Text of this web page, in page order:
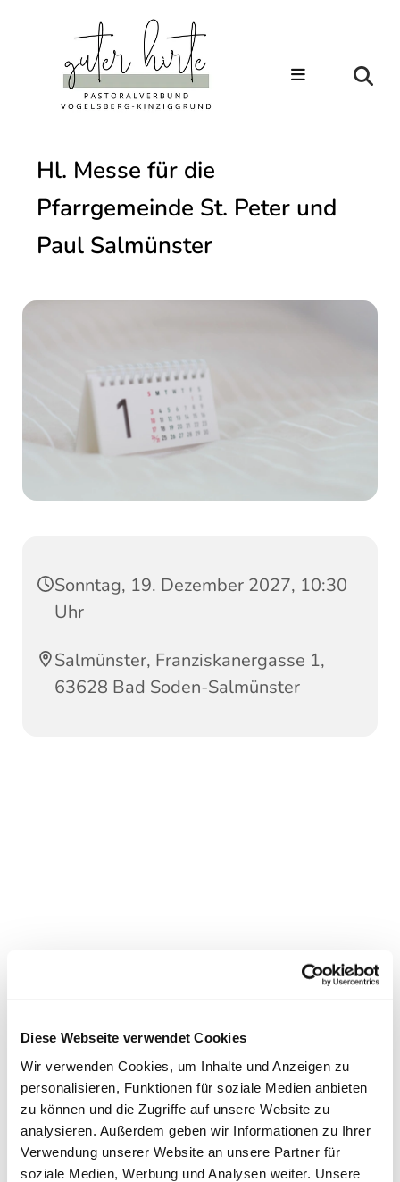
Diese Webseite verwendet Cookies
Wir verwenden Cookies, um Inhalte und Anzeigen zu
personalisieren, Funktionen für soziale Medien anbieten
zu können und die Zugriffe auf unsere Website zu
analysieren. Außerdem geben wir Informationen zu Ihrer
Verwendung unserer Website an unsere Partner für
soziale Medien, Werbung und Analysen weiter. Unsere
Hl. Messe für die
Pfarrgemeinde St. Peter und
Paul Salmünster
Sonntag, 19. Dezember 2027, 10:30
Uhr
Salmünster, Franziskanergasse 1,
63628 Bad Soden-Salmünster
Dies könnte Sie auch
interessieren